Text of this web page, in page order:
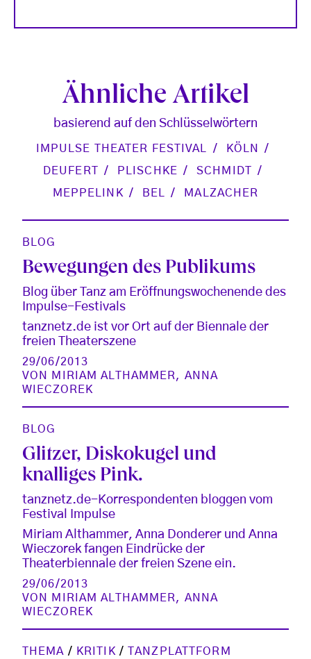
Ähnliche Artikel
basierend auf den Schlüsselwörtern
IMPULSE THEATER FESTIVAL
KÖLN
DEUFERT
PLISCHKE
SCHMIDT
MEPPELINK
BEL MALZACHER
BLOG
Bewegungen des Publikums
Blog über Tanz am Eröffnungswochenende des
Impulse-Festivals
tanznetz.de ist vor Ort auf der Biennale der
freien Theaterszene
29/06/2013
VON MIRIAM ALTHAMMER , ANNA
WIECZOREK
BLOG
Glitzer, Diskokugel und
knalliges Pink.
tanznetz.de-Korrespondenten bloggen vom
Festival Impulse
Miriam Althammer, Anna Donderer und Anna
Wieczorek fangen Eindrücke der
Theaterbiennale der freien Szene ein.
29/06/2013
VON MIRIAM ALTHAMMER , ANNA
WIECZOREK
THEMA / KRITIK / TANZPLATTFORM